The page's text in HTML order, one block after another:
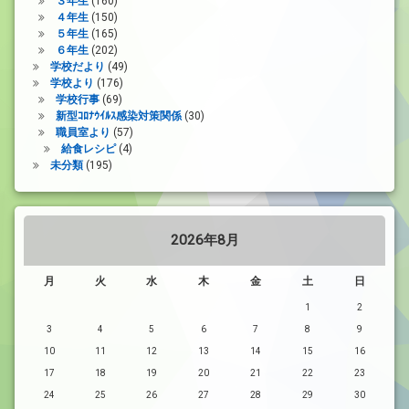
４年生(150)
５年生(165)
６年生(202)
学校だより (49)
学校より (176)
学校行事(69)
新型ｺﾛﾅｳｲﾙｽ感染対策関係(30)
職員室より (57)
給食レシピ(4)
未分類(195)
2026年8月
月 火 水 木 金 土 日
1 2
3 4 5 6 7 8 9
10 11 12 13 14 15 16
17 18 19 20 21 22 23
24 25 26 27 28 29 30